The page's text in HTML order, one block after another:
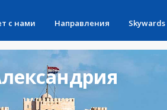
с нами Направления Skywards